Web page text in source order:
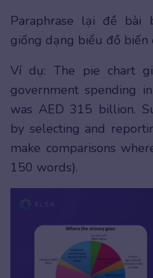
Paraphrase lại đề bài
giống dạng biểu đồ biến
Ví dụ: The pie chart
government spending
was AED 315 billion.
by selecting and
make comparisons
150 words).